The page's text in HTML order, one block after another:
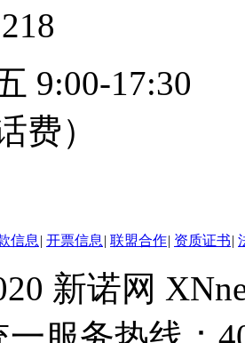
9:00-17:30
费）
信息 | 开票信息 | 联盟合作| 资质证书|
新诺网